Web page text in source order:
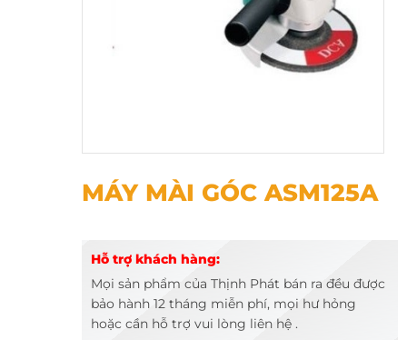
MÁY MÀI GÓC ASM125A
Hỗ trợ khách hàng:
Mọi sản phẩm của Thịnh Phát bán ra đều được
bảo hành 12 tháng miễn phí, mọi hư hỏng
hoặc cần hỗ trợ vui lòng liên hệ .